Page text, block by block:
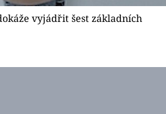
vyjádřit šest základních